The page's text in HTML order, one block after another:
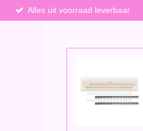
Alles uit voorraad leverbaar